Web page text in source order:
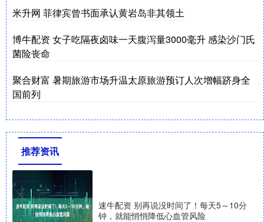
米升网 菲律宾曾书面承认黄岩岛非其领土
博牛配资 女子吃隔夜卤味一天腹泻量3000毫升 感染沙门氏
菌险丧命
聚合财富 暑期旅游市场升温太原旅游预订人次增幅跻身全
国前列
推荐资讯
速牛配资 别再说没时间了！每天5～10分
钟，就能悄悄降低心血管风险